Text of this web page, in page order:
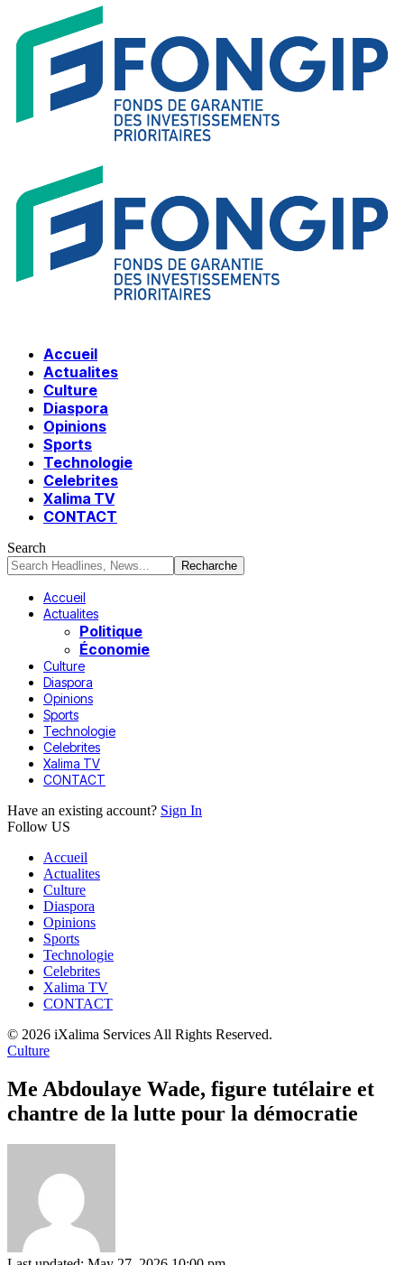
Accueil
Actualites
Culture
Diaspora
Opinions
Sports
Technologie
Celebrites
Xalima TV
CONTACT
Search
Accueil
Actualites
Politique
Économie
Culture
Diaspora
Opinions
Sports
Technologie
Celebrites
Xalima TV
CONTACT
Have an existing account? Sign In
Follow US
Accueil
Actualites
Culture
Diaspora
Opinions
Sports
Technologie
Celebrites
Xalima TV
CONTACT
© 2026 iXalima Services All Rights Reserved.
Culture
Me Abdoulaye Wade, figure tutélaire et
chantre de la lutte pour la démocratie